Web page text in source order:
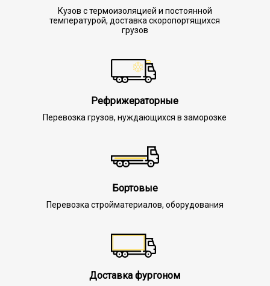
Кузов с термоизоляцией и постоянной
температурой, доставка скоропортящихся
грузов
Рефрижераторные
Перевозка грузов, нуждающихся в заморозке
Бортовые
Перевозка стройматериалов, оборудования
Доставка фургоном